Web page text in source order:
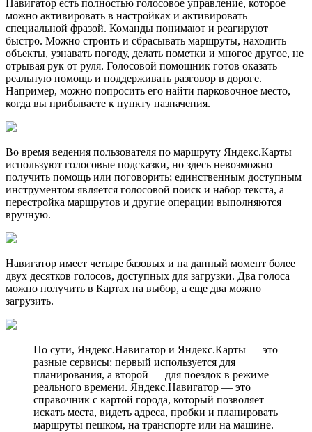
Навигатор есть полностью голосовое управление, которое
можно активировать в настройках и активировать
специальной фразой. Команды понимают и реагируют
быстро. Можно строить и сбрасывать маршруты, находить
объекты, узнавать погоду, делать пометки и многое другое, не
отрывая рук от руля. Голосовой помощник готов оказать
реальную помощь и поддерживать разговор в дороге.
Например, можно попросить его найти парковочное место,
когда вы прибываете к пункту назначения.
Во время ведения пользователя по маршруту Яндекс.Карты
используют голосовые подсказки, но здесь невозможно
получить помощь или поговорить; единственным доступным
инструментом является голосовой поиск и набор текста, а
перестройка маршрутов и другие операции выполняются
вручную.
Навигатор имеет четыре базовых и на данный момент более
двух десятков голосов, доступных для загрузки. Два голоса
можно получить в Картах на выбор, а еще два можно
загрузить.
По сути, Яндекс.Навигатор и Яндекс.Карты — это
разные сервисы: первый используется для
планирования, а второй — для поездок в режиме
реального времени. Яндекс.Навигатор — это
справочник с картой города, который позволяет
искать места, видеть адреса, пробки и планировать
маршруты пешком, на транспорте или на машине.